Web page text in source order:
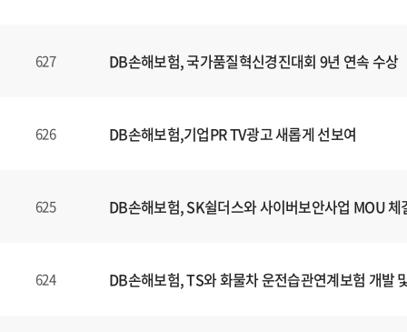
627 DB손해보험, 국가품질혁신경진대회 9년 연속 수상
626 DB손해보험,기업PR TV광고 새롭게 선보여
625 DB손해보험, SK쉴더스와 사이버보안사업 MOU 체
624 DB손해보험, TS와 화물차 운전습관연계보험 개발